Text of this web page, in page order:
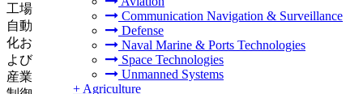
Communication Navigation & Surveillance
Defense
Naval Marine & Ports Technologies
Space Technologies
Unmanned Systems
+ Agriculture
工場
自動
化お
よび
産業